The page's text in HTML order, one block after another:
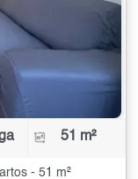
51 m²
- 51 m²